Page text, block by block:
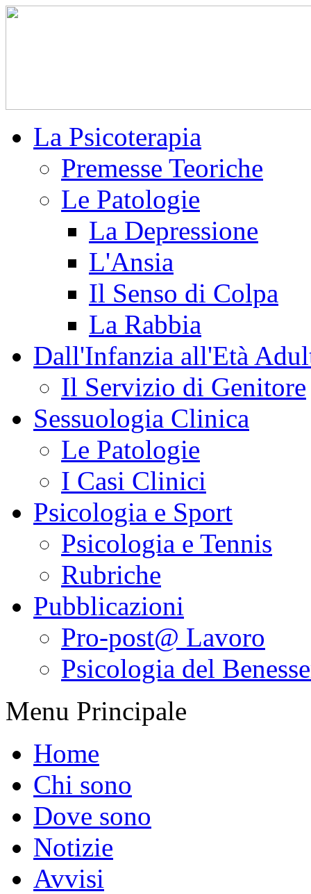
La Psicoterapia
Premesse Teoriche
Le Patologie
La Depressione
L'Ansia
Il Senso di Colpa
La Rabbia
Dall'Infanzia all'Età
Il Servizio di Genitore
Sessuologia Clinica
Le Patologie
I Casi Clinici
Psicologia e Sport
Psicologia e Tennis
Rubriche
Pubblicazioni
Pro-post@ Lavoro
Psicologia del
Menu Principale
Home
Chi sono
Dove sono
Notizie
Avvisi